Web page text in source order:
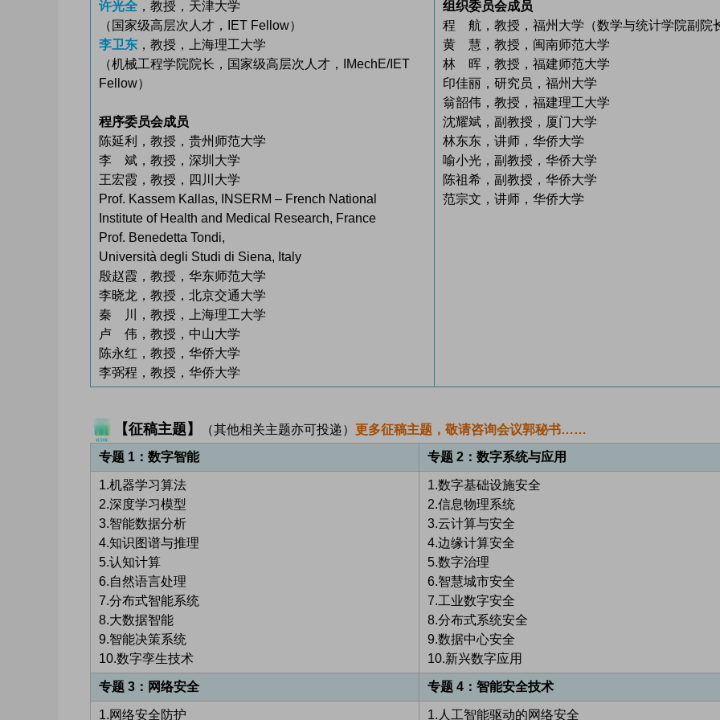
许光全 ，教授，天津大学
（国家级高层次人才，IET Fellow）
李卫东 ，教授，上海理工大学
（机械工程学院院长，国家级高层次人才，IMechE/IET
Fellow）
程序委员会成员
陈延利，教授，贵州师范大学
李 斌，教授，深圳大学
王宏霞，教授，四川大学
Prof. Kassem Kallas, INSERM – French National
Institute of Health and Medical Research, France
Prof. Benedetta Tondi,
Università degli Studi di Siena, Italy
殷赵霞，教授，华东师范大学
李晓龙，教授，北京交通大学
秦 川，教授，上海理工大学
卢 伟，教授，中山大学
陈永红，教授，华侨大学
李弼程，教授，华侨大学
组织委员会成员
程 航，教授，福州大学（数学与统计学院副院
黄 慧，教授，闽南师范大学
林 晖，教授，福建师范大学
印佳丽，研究员，福州大学
翁韶伟，教授，福建理工大学
沈耀斌，副教授，厦门大学
林东东，讲师，华侨大学
喻小光，副教授，华侨大学
陈祖希，副教授，华侨大学
范宗文，讲师，华侨大学
【征稿主题】 （其他相关主题亦可投递） 更多征稿主题，敬请咨询会议郭秘书……
专题 1：数字智能 专题 2：数字系统与应用
1.机器学习算法
2.深度学习模型
3.智能数据分析
4.知识图谱与推理
5.认知计算
6.自然语言处理
7.分布式智能系统
8.大数据智能
9.智能决策系统
10.数字孪生技术
1.数字基础设施安全
2.信息物理系统
3.云计算与安全
4.边缘计算安全
5.数字治理
6.智慧城市安全
7.工业数字安全
8.分布式系统安全
9.数据中心安全
10.新兴数字应用
专题 3：网络安全 专题 4：智能安全技术
1.网络安全防护 1.人工智能驱动的网络安全